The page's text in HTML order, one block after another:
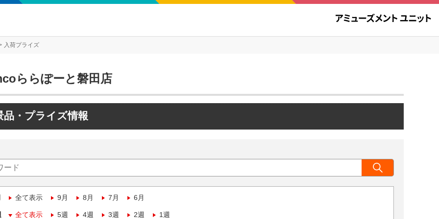
入荷プライズ
ららぽーと磐田店
品・プライズ情報
全て表示 9月 8月 7月 6月
全て表示 5週 4週 3週 2週 1週